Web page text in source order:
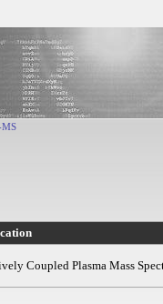
Coupled Plasma Mass